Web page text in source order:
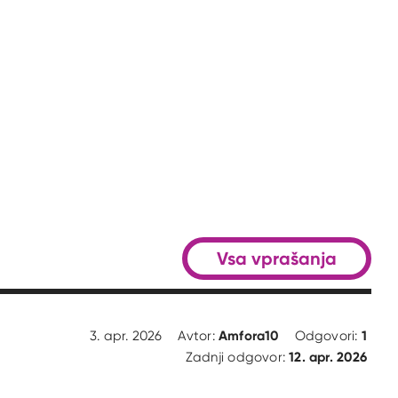
3. apr. 2026 Avtor: Amfora10 Odgovori: 1
Zadnji odgovor:12. apr. 2026
Vsa vprašanja